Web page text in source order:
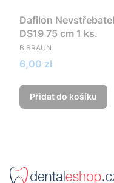
Dafilon
DS19 75 cm 1 ks.
VÝROBCE
B.BRAUN
Cena
6,00 zł
Přidat do košíku